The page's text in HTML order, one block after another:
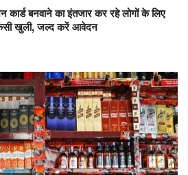
बनवाने का इंतजार कर रहे लोगों के लिए
खुली, जल्द करें आवेदन